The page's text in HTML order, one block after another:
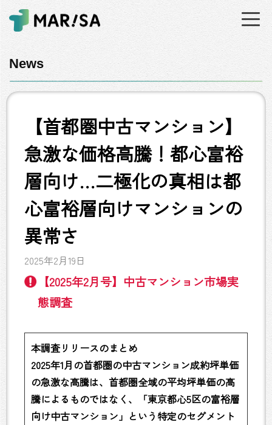
News
【首都圏中古マンション】
急激な価格高騰！都心富裕
層向け…二極化の真相は都
心富裕層向けマンションの
異常さ
2025年2月19日
【2025年2月号】中古マンション市場実
態調査
本調査リリースのまとめ
2025年1月の首都圏の中古マンション成約坪単価
の急激な高騰は、首都圏全域の平均坪単価の高
騰によるものではなく、「東京都心5区の富裕層
向け中古マンション」という特定のセグメント